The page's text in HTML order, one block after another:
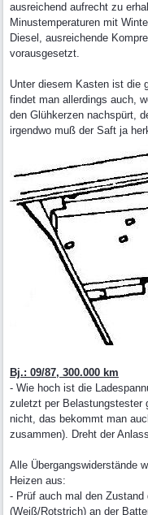
ausreichend aufrecht zu
Minustemperaturen mit
Diesel, ausreichende
vorausgesetzt.
Unter diesem Kasten ist die
findet man allerdings auch,
den Glühkerzen nachspürt,
irgendwo muß der Saft ja
Bj.: 09/87, 300.000 km
- Wie hoch ist die
zuletzt per Belastungstester
nicht, das bekommt man
zusammen). Dreht der
Alle Übergangswiderstände
Heizen aus:
- Prüf auch mal den
(Weiß/Rotstrich) an der